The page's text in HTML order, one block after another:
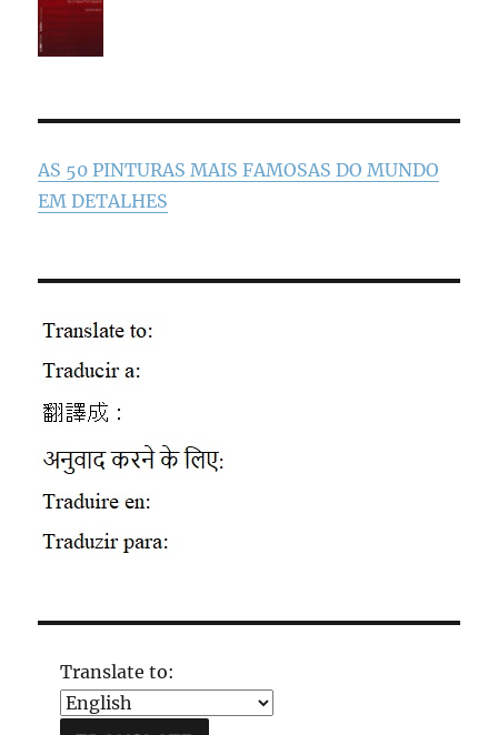
AS 50 PINTURAS MAIS FAMOSAS DO MUNDO
EM DETALHES
Translate to: